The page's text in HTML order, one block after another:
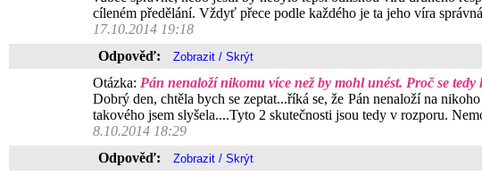
cíleném předělání. Vždyť přece podle každého je ta jeho víra
17.10.2014 19:18
Odpověď:
Otázka: Pán nenaloží nikomu více než by mohl unést. Proč se
Dobrý den, chtěla bych se zeptat...říká se, že Pán nenaloží na
takového jsem slyšela....Tyto 2 skutečnosti jsou tedy v rozporu.
8.10.2014 18:29
Odpověď: